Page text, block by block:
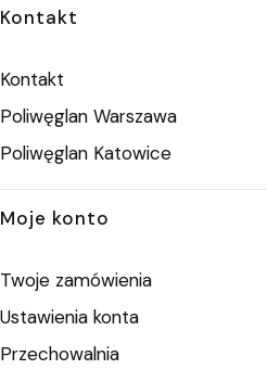
Linki w stopce
Kontakt
Kontakt
Poliwęglan Warszawa
Poliwęglan Katowice
Moje konto
Twoje zamówienia
Ustawienia konta
Przechowalnia